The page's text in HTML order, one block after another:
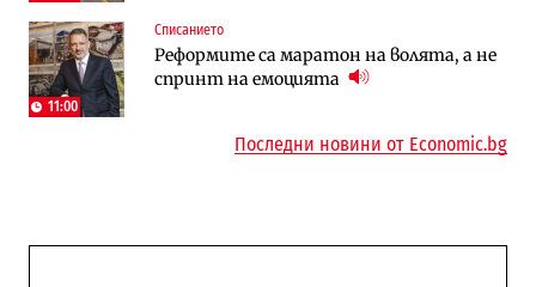
11:00
Списанието
Реформите са маратон на волята, а не
спринт на емоцията
Енергетика
АЕЦ „Козлодуй“ ще работи само още
няколко седмици, ако сушата продължи
Компании
„Ендуросат“ ще строи огромен
космически и отбранителен център в
Последни новини от Economic.bg